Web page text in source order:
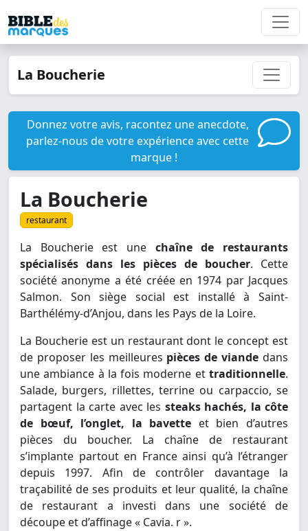
La Boucherie
Donnez votre avis, racontez une anecdote,
parlez-nous de votre expérience avec cette
marque !
La Boucherie
restaurant
La Boucherie est une chaîne de restaurants
spécialisés dans les pièces de boucher. Cette
société anonyme a été créée en 1974 par Jacques
Salmon. Son siège social est installé à Saint-
Barthélémy-d’Anjou, dans les Pays de la Loire.
La Boucherie est un restaurant dont le concept est
de proposer les meilleures pièces de viande dans
une ambiance à la fois moderne et traditionnelle.
Salade, burgers, rillettes, terrine ou carpaccio, se
partagent la carte avec les steaks hachés, la côte
de bœuf, l’onglet, la bavette et bien d’autres
pièces du boucher. La chaîne de restaurant
s’implante partout en France ainsi qu’à l’étranger
depuis 1997. Afin de contrôler davantage la
traçabilité de ses produits et leur qualité, la chaîne
de restaurant a investi dans une société de
découpe et d’affinage « Cavia. r ».